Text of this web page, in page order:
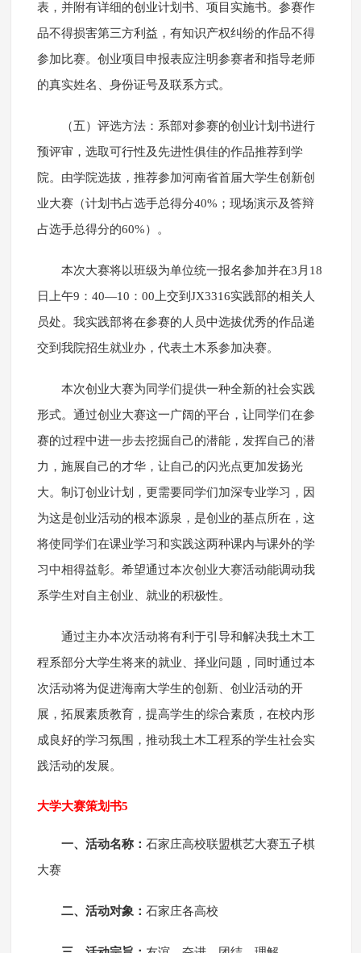
表，并附有详细的创业计划书、项目实施书。参赛作
品不得损害第三方利益，有知识产权纠纷的作品不得
参加比赛。创业项目申报表应注明参赛者和指导老师
的真实姓名、身份证号及联系方式。
（五）评选方法：系部对参赛的创业计划书进行
预评审，选取可行性及先进性俱佳的作品推荐到学
院。由学院选拔，推荐参加河南省首届大学生创新创
业大赛（计划书占选手总得分40%；现场演示及答辩
占选手总得分的60%）。
本次大赛将以班级为单位统一报名参加并在3月18
日上午9：40—10：00上交到JX3316实践部的相关人
员处。我实践部将在参赛的人员中选拔优秀的作品递
交到我院招生就业办，代表土木系参加决赛。
本次创业大赛为同学们提供一种全新的社会实践
形式。通过创业大赛这一广阔的平台，让同学们在参
赛的过程中进一步去挖掘自己的潜能，发挥自己的潜
力，施展自己的才华，让自己的闪光点更加发扬光
大。制订创业计划，更需要同学们加深专业学习，因
为这是创业活动的根本源泉，是创业的基点所在，这
将使同学们在课业学习和实践这两种课内与课外的学
习中相得益彰。希望通过本次创业大赛活动能调动我
系学生对自主创业、就业的积极性。
通过主办本次活动将有利于引导和解决我土木工
程系部分大学生将来的就业、择业问题，同时通过本
次活动将为促进海南大学生的创新、创业活动的开
展，拓展素质教育，提高学生的综合素质，在校内形
成良好的学习氛围，推动我土木工程系的学生社会实
践活动的发展。
大学大赛策划书5
一、活动名称： 石家庄高校联盟棋艺大赛五子棋
大赛
二、活动对象： 石家庄各高校